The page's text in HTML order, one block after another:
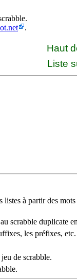
.
Haut
Liste
listes à partir des mots
scrabble duplicate
les préfixes, etc.
de scrabble.